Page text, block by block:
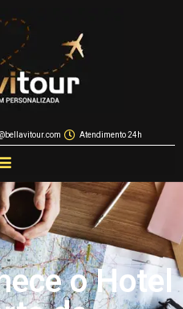
Atendimento 24h
o Hotel